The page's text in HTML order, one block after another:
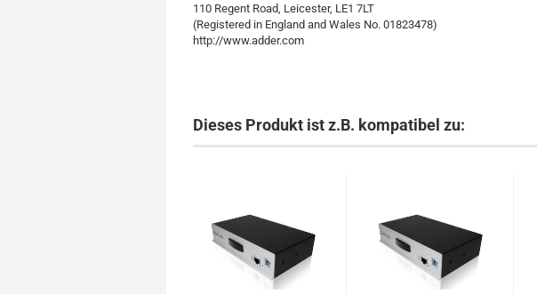
110 Regent Road, Leicester, LE1 7LT
(Registered in England and Wales No. 01823478)
http://www.adder.com
Dieses Produkt ist z.B. kompatibel zu: